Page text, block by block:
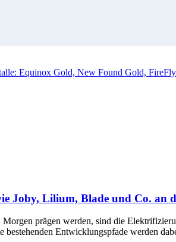
Equinox Gold, New Found Gold,
Joby, Lilium, Blade und Co. an
prägen werden, sind die
Entwicklungspfade werden